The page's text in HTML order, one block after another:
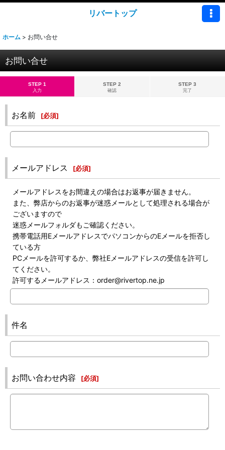
リバートップ
ホーム > お問い合せ
お問い合せ
STEP 1
入力
STEP 2
確認
STEP 3
完了
お名前 [必須]
メールアドレス [必須]
メールアドレスをお間違えの場合はお返事が届きません。
また、弊店からのお返事が迷惑メールとして処理される場合が
ございますので
迷惑メールフォルダもご確認ください。
携帯電話用EメールアドレスでパソコンからのEメールを拒否し
ている方
PCメールを許可するか、弊社Eメールアドレスの受信を許可し
てください。
許可するメールアドレス：order@rivertop.ne.jp
件名
お問い合わせ内容 [必須]